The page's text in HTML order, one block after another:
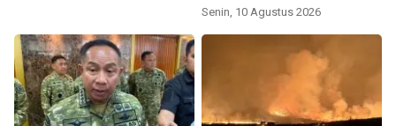
Senin, 10 Agustus 2026